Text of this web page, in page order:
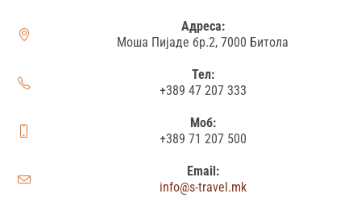
Адреса:
Моша Пијаде бр.2, 7000 Битола
Тел:
+389 47 207 333
Моб:
+389 71 207 500
Email:
info@s-travel.mk